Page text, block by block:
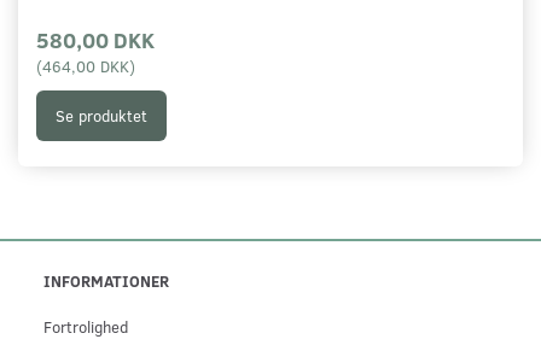
580,00 DKK
(464,00 DKK)
Se produktet
INFORMATIONER
Fortrolighed